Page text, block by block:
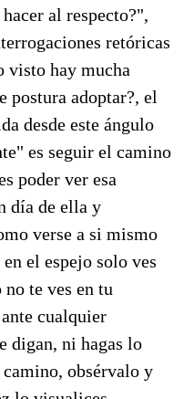
al respecto?",
retóricas
visto hay mucha
postura adoptar?, el
desde este ángulo
es seguir el camino
poder ver esa
día de ella y
verse a si mismo
el espejo solo ves
te ves en tu
cualquier
digan, ni hagas lo
camino, obsérvalo y